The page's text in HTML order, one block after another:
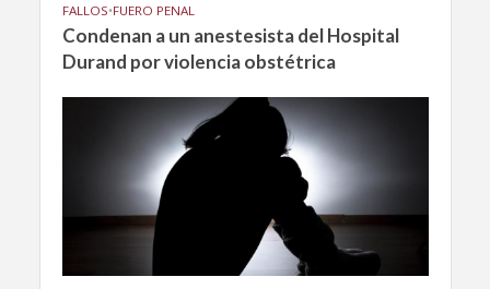
FALLOS•FUERO PENAL
Condenan a un anestesista del Hospital
Durand por violencia obstétrica